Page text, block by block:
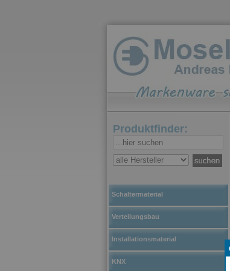
Produktfinder:
Schaltermaterial
Verteilungsbau
Installationsmaterial
KNX